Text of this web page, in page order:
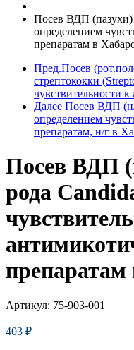
Посев ВДП (пазухи)
определением
препаратам в
Пред.Посев
стрептококки
чувcтвительности
Далее Посев ВДП (н/
определением
препаратам, н/г в
Посев ВДП
рода
препаратам
Артикул: 75-903-001
403 ₽